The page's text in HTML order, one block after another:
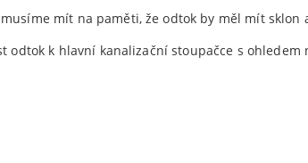
mít na paměti, že odtok by měl mít sklon
k hlavní kanalizační stoupačce s ohledem